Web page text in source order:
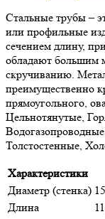
Стальные трубы –
или профильные
сечением длину,
обладают большим
скручиванию.
преимущественно
прямоугольного,
Цельнотянутые,
Толстостенные,
Характеристики
Диаметр (стенка)
Длина